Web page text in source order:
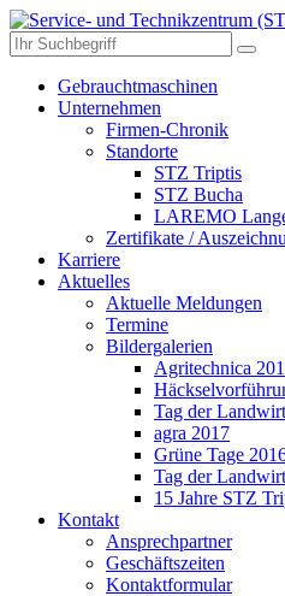
Gebrauchtmaschinen
Unternehmen
Firmen-Chronik
Standorte
STZ Triptis
STZ Bucha
LAREMO
Zertifikate /
Karriere
Aktuelles
Aktuelle Meldungen
Termine
Bildergalerien
Agritechnica
Tag der
agra 2017
Grüne Tage
Tag der
15 Jahre STZ
Kontakt
Ansprechpartner
Geschäftszeiten
Kontaktformular